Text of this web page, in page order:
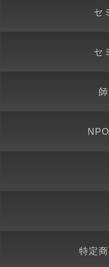
セ
セ
特定